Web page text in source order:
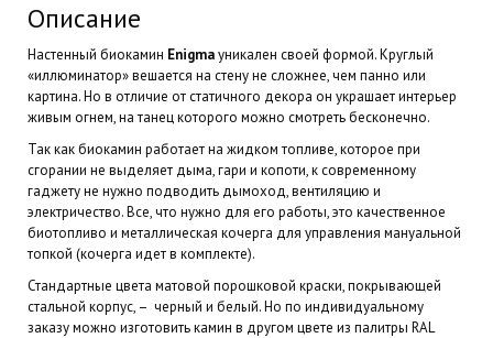
Описание
Настенный биокамин Enigmaуникален своей формой. Круглый
«иллюминатор» вешается на стену не сложнее, чем панно или
картина. Но в отличие от статичного декора он украшает интерьер
живым огнем, на танец которого можно смотреть бесконечно.
Так как биокамин работает на жидком топливе, которое при
сгорании не выделяет дыма, гари и копоти, к современному
гаджету не нужно подводить дымоход, вентиляцию и
электричество. Все, что нужно для его работы, это качественное
биотопливо и металлическая кочерга для управления мануальной
топкой (кочерга идет в комплекте).
Стандартные цвета матовой порошковой краски, покрывающей
стальной корпус, – черный и белый. Но по индивидуальному
заказу можно изготовить камин в другом цвете из палитры RAL